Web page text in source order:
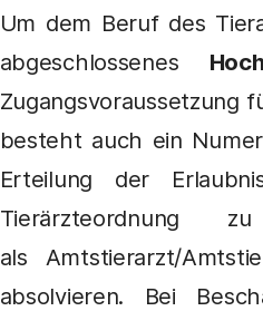
Um dem Beruf des
abgeschlossenes
Zugangsvoraussetzung
besteht auch ein
Erteilung der
als Amtstierarzt/
absolvieren. Bei